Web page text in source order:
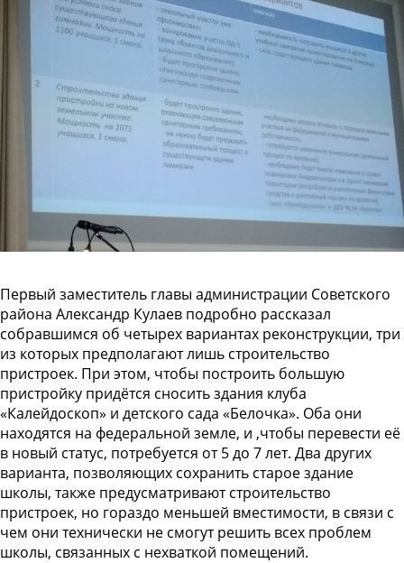
Первый заместитель главы администрации Советского
района Александр Кулаев подробно рассказал
собравшимся об четырех вариантах реконструкции, три
из которых предполагают лишь строительство
пристроек. При этом, чтобы построить большую
пристройку придётся сносить здания клуба
«Калейдоскоп» и детского сада «Белочка». Оба они
находятся на федеральной земле, и ,чтобы перевести её
в новый статус, потребуется от 5 до 7 лет. Два других
варианта, позволяющих сохранить старое здание
школы, также предусматривают строительство
пристроек, но гораздо меньшей вместимости, в связи с
чем они технически не смогут решить всех проблем
школы, связанных с нехваткой помещений.